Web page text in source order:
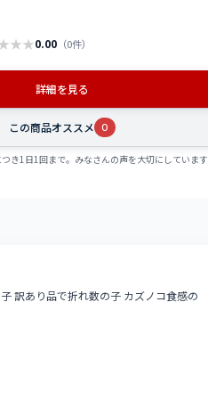
★★0.00 （0件）
詳細を見る
この商品オススメ 0
き1日1回まで。みなさんの声を大切にしています
訳あり品で折れ数の子 カズノコ食感の